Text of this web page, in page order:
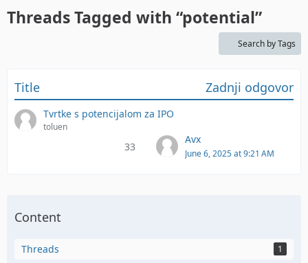
Threads Tagged with “potential”
Search by Tags
Title Zadnji odgovor
Tvrtke s potencijalom za IPO
toluen
33
Avx
June 6, 2025 at 9:21 AM
Content
Threads 1